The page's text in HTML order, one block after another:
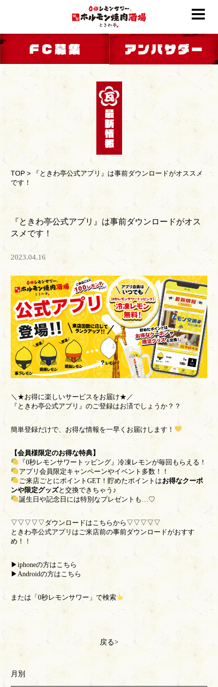
TOP >
『ときわ亭公式アプリ』は事前ダウンロードがオススメ
です！
『ときわ亭公式アプリ』は事前ダウンロードがオス
スメです！
2023.04.16
＼★お得に楽しいサービスをお届け★／
『ときわ亭公式アプリ』のご登録はお済でしょうか？？
簡単登録だけで、お得な情報を一早くお届けします！
【会員様限定のお得な特典】
『0秒レモンサワートッピング』冷凍レモンが毎回もらえる！
アプリ会員限定キャンペーンやイベント多数！！
ご来店ごとにポイントGET！貯めたポイントはお得なクーポ
ンや限定グッズと交換できちゃう♪
誕生日や記念日には特別なプレゼントも…♡
▽▽▽▽▽ダウンロードはこちらから▽▽▽▽▽
ときわ亭公式アプリはご来店前の事前ダウンロードがおすす
め！！
▶︎iphoneの方はこちら
▶︎Androidの方はこちら
または「0秒レモンサワー」で検索
戻る
月別